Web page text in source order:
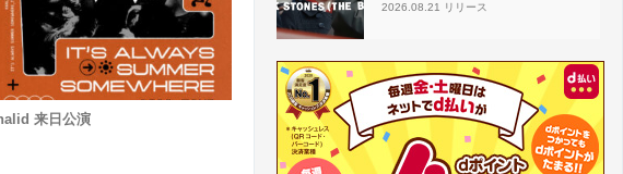
来日公演
2026.08.21 リリース